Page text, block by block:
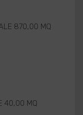
870,00 MQ
40,00 MQ